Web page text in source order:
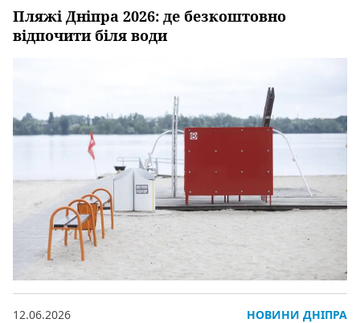
Пляжі Дніпра 2026: де безкоштовно
відпочити біля води
12.06.2026 НОВИНИ ДНІПРА